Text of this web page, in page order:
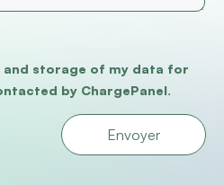
and storage of my data for
by ChargePanel.
Envoyer